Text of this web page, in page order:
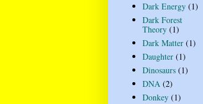
Dark Energy (1)
Dark Forest
Theory (1)
Dark Matter (1)
Daughter (1)
Dinosaurs (1)
DNA (2)
Donkey (1)